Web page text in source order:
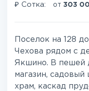
₽ Сотка: от 303
Поселок на 128
Чехова рядом с
Якшино. В пешей
магазин, садовый
храм, каскад